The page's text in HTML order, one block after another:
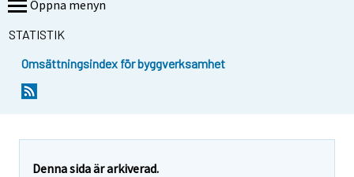
Öppna menyn
STATISTIK
Omsättningsindex för byggverksamhet
Denna sida är arkiverad.